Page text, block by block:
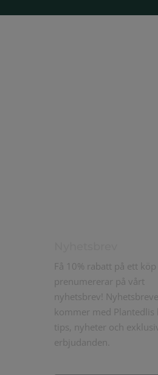
Få 10% rabatt på ett
prenumererar på vårt
nyhetsbrev!
kommer med Plantedlis
tips, nyheter och
erbjudanden.